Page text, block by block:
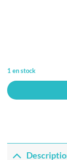
1 en stock